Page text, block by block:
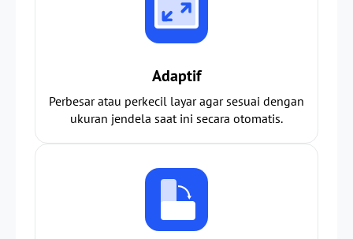
Adaptif
Perbesar atau perkecil layar agar sesuai dengan
ukuran jendela saat ini secara otomatis.